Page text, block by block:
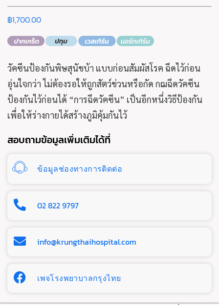
฿1,700.00
วัคซีนป้องกันพิษสุนัขบ้า แบบก่อนสัมผัสโรค ฉีดไว้ก่อน
อุ่นใจกว่า ไม่ต้องรอให้ถูกสัตว์ข่วนหรือกัด กฌฉีดวัคซีน
ป้องกันไว้ก่อนได้ “การฉีดวัคซีน” เป็นอีกหนึ่งวิธีป้องกัน
เพื่อให้ร่างกายได้สร้างภูมิคุ้มกันไว้
สอบถามข้อมูลเพิ่มเติมได้ที่
ข้อมูลช่องทางการติดต่อ
02 822 9797
info@krungthaihospital.com
เพจโรงพยาบาลกรุงไทย